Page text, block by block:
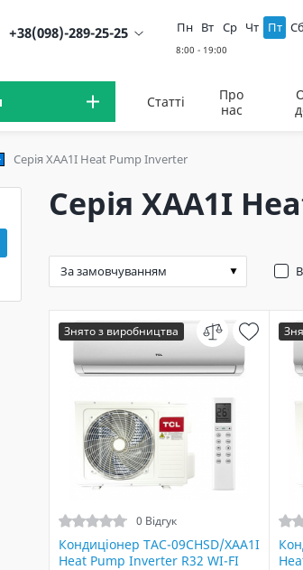
+38(098)-289-25-25 Пн Вт Ср Чт Пт Сб
Статті
Про
нас
Серія XAA1I Heat Pump Inverter
Серія XAA1I
Знято з виробництва
0 Відгук
Кондиціонер TAC-09CHSD/XAA1I
Heat Pump Inverter R32 WI-FI